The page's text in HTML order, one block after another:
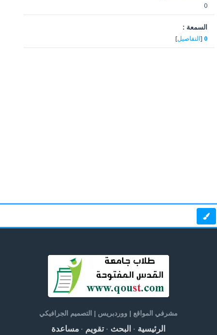
0
السمعة :
0
[ التفاصيل]
مشرفي المواقع | ووردبريس | التصميم الجرافيكي
الرئيسية· البحث· تقويم· مساعدة